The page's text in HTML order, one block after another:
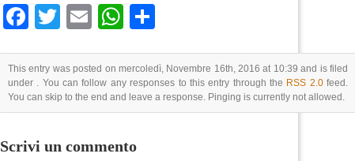
Facebook
TwitterEmailWhatsApp
This entry was posted on mercoledì, Novembre 16th, 2016 at 10:39 and is filed
under . You can follow any responses to this entry through the RSS 2.0feed.
You can skip to the end and leave a response. Pinging is currently not allowed.
Scrivi un commento